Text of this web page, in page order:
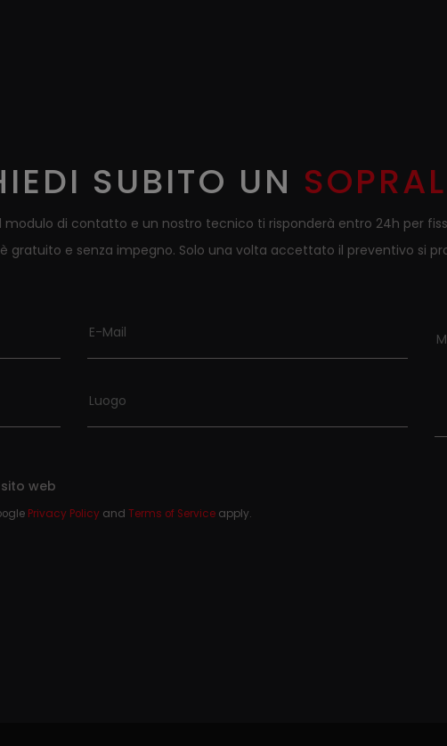
SUBITO UN
modulo di contatto e un nostro tecnico ti risponderà entro 24h per
è gratuito e senza impegno. Solo una volta accettato il preventivo si
web
Privacy Policy and Terms of Service apply.